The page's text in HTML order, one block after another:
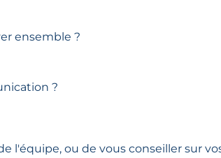
ensemble ?
?
l'équipe, ou de vous conseiller sur